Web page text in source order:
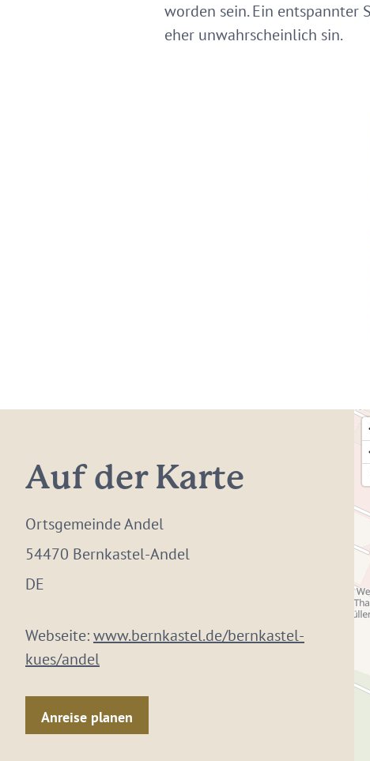
worden sein. Ein entspannter
eher unwahrscheinlich sin.
Auf der Karte
Ortsgemeinde Andel
54470 Bernkastel-Andel
DE
Webseite:www.bernkastel.de/bernkastel-
kues/andel
Anreise planen